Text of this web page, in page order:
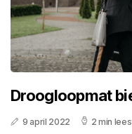
Droogloopmat
9 april 2022 2 min